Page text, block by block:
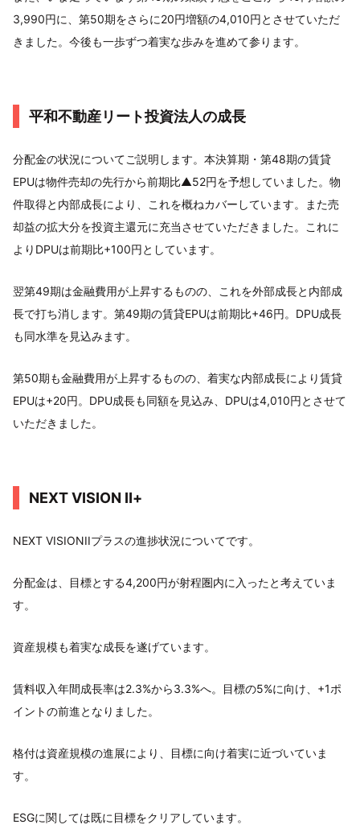
3,990円に、第50期をさらに20円増額の4,010円とさせていただ
きました。今後も一歩ずつ着実な歩みを進めて参ります。
平和不動産リート投資法人の成長
分配金の状況についてご説明します。本決算期・第48期の賃貸
EPUは物件売却の先行から前期比▲52円を予想していました。物
件取得と内部成長により、これを概ねカバーしています。また売
却益の拡大分を投資主還元に充当させていただきました。これに
よりDPUは前期比+100円としています。
翌第49期は金融費用が上昇するものの、これを外部成長と内部成
長で打ち消します。第49期の賃貸EPUは前期比+46円。DPU成長
も同水準を見込みます。
第50期も金融費用が上昇するものの、着実な内部成長により賃貸
EPUは+20円。DPU成長も同額を見込み、DPUは4,010円とさせて
いただきました。
NEXT VISION Ⅱ+
NEXT VISIONIIプラスの進捗状況についてです。
分配金は、目標とする4,200円が射程圏内に入ったと考えていま
す。
資産規模も着実な成長を遂げています。
賃料収入年間成長率は2.3%から3.3%へ。目標の5%に向け、+1ポ
イントの前進となりました。
格付は資産規模の進展により、目標に向け着実に近づいていま
す。
ESGに関しては既に目標をクリアしています。